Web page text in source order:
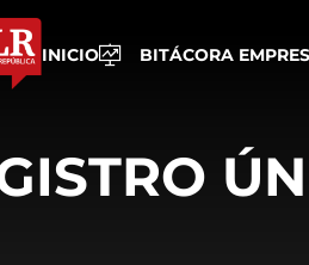
INICIO BITÁCORA